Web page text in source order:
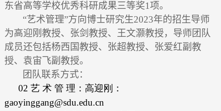
东省高等学校优秀科研成果三等奖1项。
“艺术管理”方向博士研究生2023年的招生导师
为高迎刚教授、张剑教授、王文灏教授，导师团队
成员还包括杨西国教授、张超教授、张爱红副教
授、袁宙飞副教授。
团队联系方式：
02 艺 术 管 理：高迎刚：
gaoyinggang@sdu.edu.cn